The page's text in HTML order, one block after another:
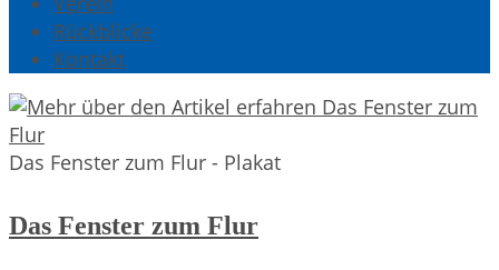
Rückblicke
Kontakt
Das Fenster zum Flur - Plakat
Das Fenster zum Flur